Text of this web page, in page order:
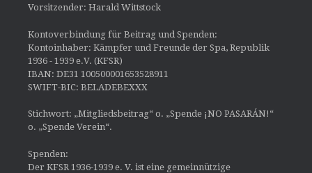
Vorsitzender: Harald Wittstock
Kontoverbindung für Beitrag und Spenden:
Kontoinhaber: Kämpfer und Freunde der Spa, Republik
1936 - 1939 e.V. (KFSR)
IBAN: DE31 100500001653528911
SWIFT-BIC: BELADEBEXXX
Stichwort: „Mitgliedsbeitrag“ o. „Spende ¡NO PASARÁN!“
o. „Spende Verein“.
Spenden:
Der KFSR 1936-1939 e. V. ist eine gemeinnützige